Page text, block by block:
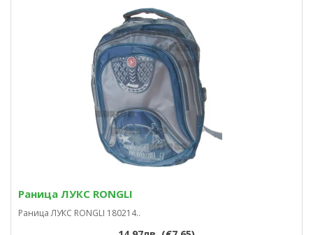
Раница ЛУКС RONGLI
Раница ЛУКС RONGLI 180214..